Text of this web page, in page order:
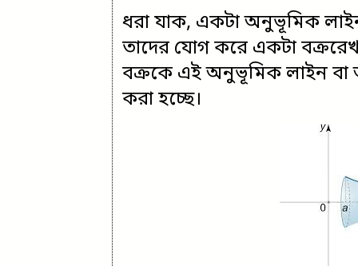
ধরা যাক, একটা অনুভূমিক
তাদের যোগ করে একটা
বক্রকে এই অনুভূমিক লাইন বা
করা হচ্ছে।